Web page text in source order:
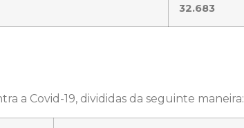
32.683
a Covid-19, divididas da seguinte maneira: